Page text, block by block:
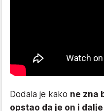
Dodala je kako ne zna
opstao da je on i